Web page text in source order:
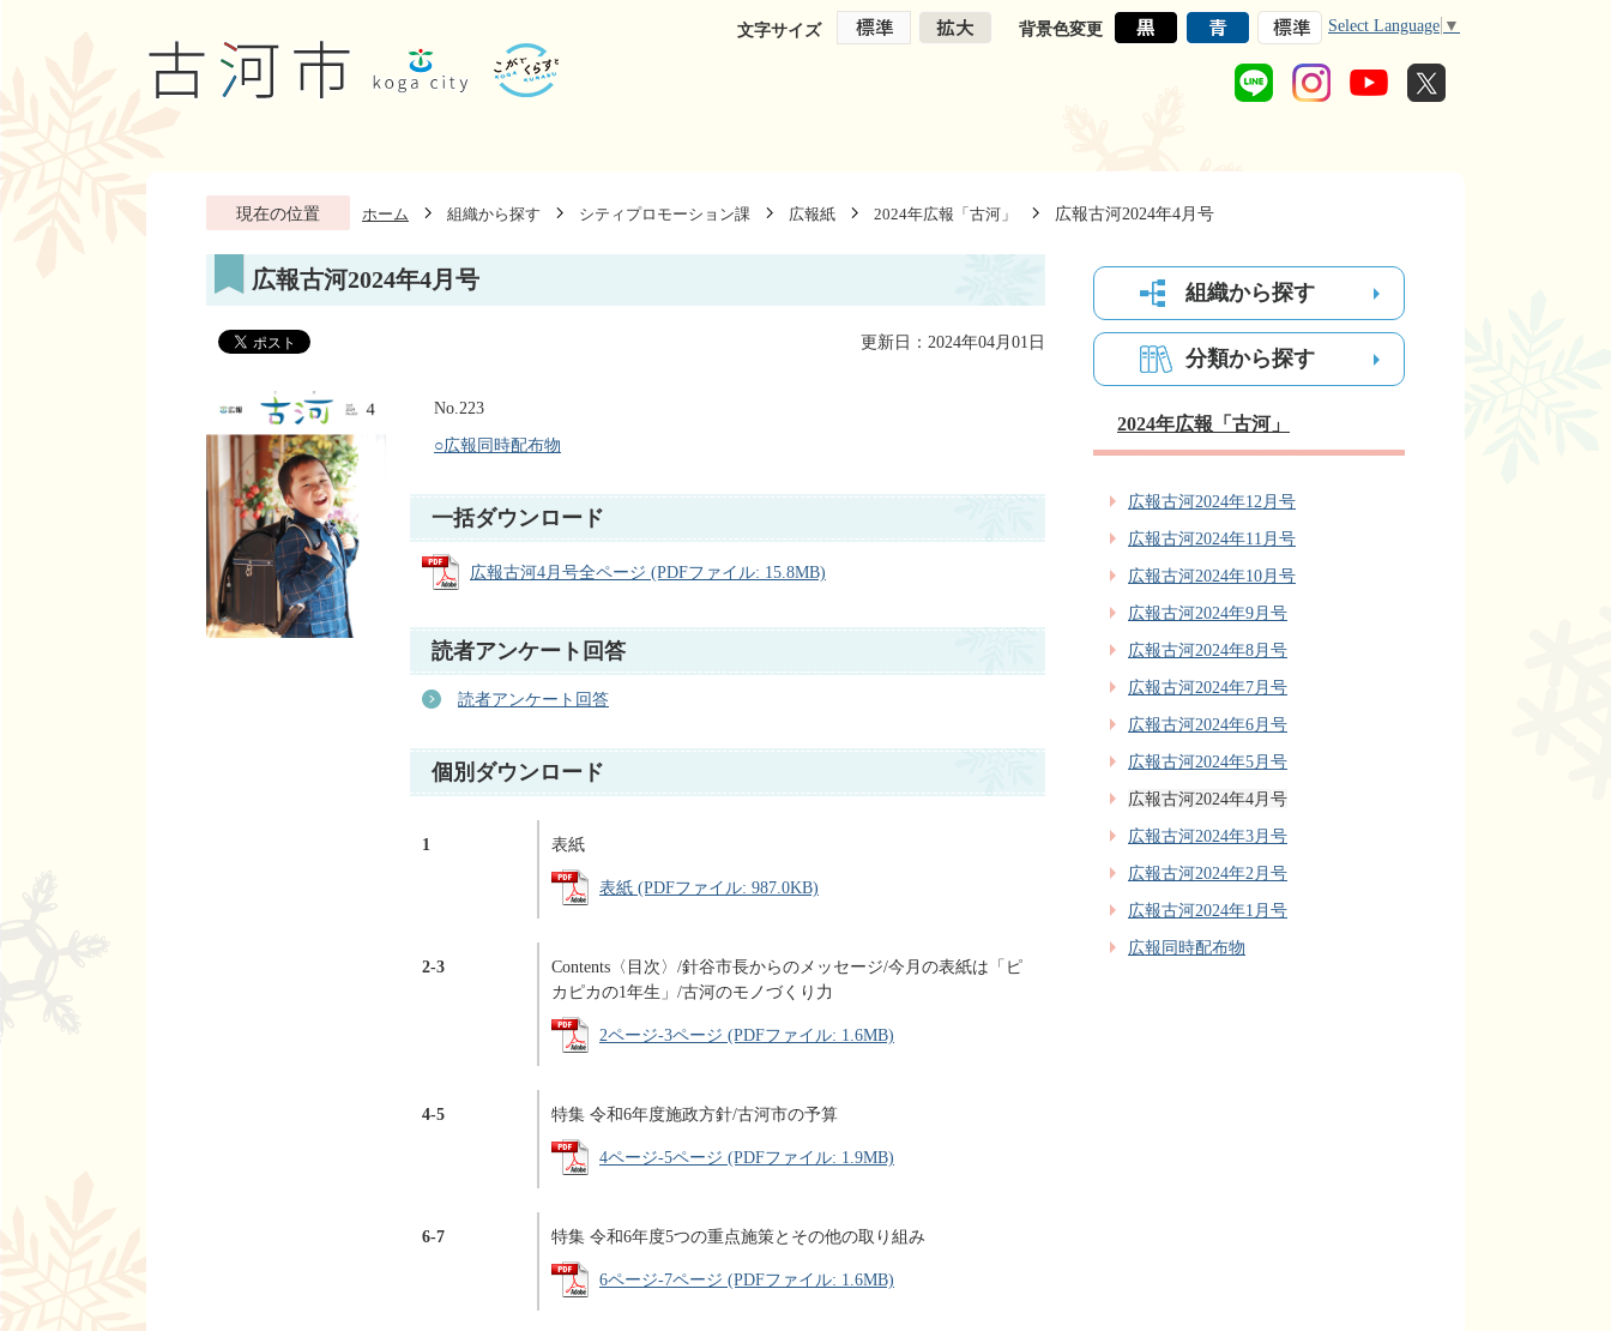
文字サイズ 背景色変更 Select Language ▼
現在の位置 ホーム 組織から探す シティプロモーション課 広報紙 2024年広報「古河」 広報古河2024年4月号
広報古河2024年4月号
更新日：2024年04月01日
No.223
○広報同時配布物
一括ダウンロード
広報古河4月号全ページ (PDFファイル: 15.8MB)
読者アンケート回答
読者アンケート回答
個別ダウンロード
1 表紙
表紙 (PDFファイル: 987.0KB)
2-3
Contents〈目次〉/針谷市長からのメッセージ/今月の表紙は「ピ
カピカの1年生」/古河のモノづくり力
2ページ-3ページ (PDFファイル: 1.6MB)
4-5 特集 令和6年度施政方針/古河市の予算
4ページ-5ページ (PDFファイル: 1.9MB)
6-7 特集 令和6年度5つの重点施策とその他の取り組み
6ページ-7ページ (PDFファイル: 1.6MB)
組織から探す
分類から探す
2024年広報「古河」
広報古河2024年12月号
広報古河2024年11月号
広報古河2024年10月号
広報古河2024年9月号
広報古河2024年8月号
広報古河2024年7月号
広報古河2024年6月号
広報古河2024年5月号
広報古河2024年4月号
広報古河2024年3月号
広報古河2024年2月号
広報古河2024年1月号
広報同時配布物